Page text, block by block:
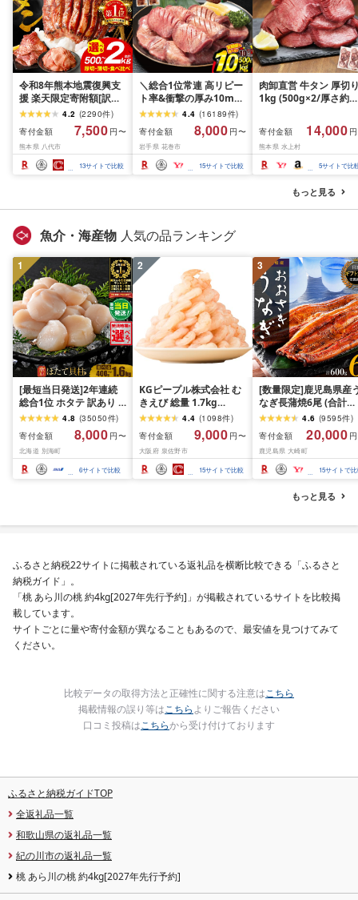
令和8年熊本地震復興支
援 楽天限定寄附額[訳あ
り]牛タン 500g〜2kg 肉
牛肉 訳あり 牛タン 冷凍
小分け 厚切り 薄切り 食
べ比べ 500g 1kg 1.5kg
2kg 牛 人気 ビーフ 牛た
ん ふるさと納税 ランキ
4.2 (2290件)
寄付金額
7,500 円〜
熊本県 八代市
13サイトで比較
＼総合1位常連 高リピー
ト率&衝撃の厚み10mm
厚切り牛タン 塩味/ ≪ス
ピード発送!!10営業日以
内発送≫ 選べる内容量
500g / 1kg 定期便 毎月
届く 牛肉 肉 BBQ ふるさ
と 人気 ランキング 岩手
4.4 (16189件)
寄付金額
8,000 円〜
岩手県 花巻市
15サイトで比較
肉卸直営 牛タン 厚切
1kg (500g×2/厚さ約
牛肉 焼肉 冷凍 スライ
業務用 バーベキュー
BBQ おつまみ ギフト
祝い お中元 夏ギフト
寄付金額 14,000
熊本県 水上村
5サイトで比
もっと見る
魚介・海産物 人気の品ランキング
1
[最短当日発送]2年連続
総合1位 ホタテ 訳あり (
ふるさと納税 ほたて ふ
るさと納税 訳あり 帆立
ふるさと わけあり ホタ
テ貝柱 貝 人気 不揃い 刺
身 規格外 魚介 ランキン
グ 海鮮 冷凍 発送時期が
4.8 (35050件)
寄付金額
8,000 円〜
北海道 別海町
6サイトで比較
2
KGピープル株式会社 む
きえび 総量 1.7kg
(850g×2P) 特大 5Lサイ
ズ バナメイエビ バラ凍
結 下処理不要 サイズ不
揃い 訳あり
4.4 (1098件)
寄付金額
9,000 円〜
大阪府 泉佐野市
15サイトで比較
3
[数量限定]鹿児島県産
なぎ長蒲焼6尾 (合計
600g以上)4.6 (9595件)
寄付金額
20,000
鹿児島県 大崎町
15サイトで
もっと見る
ふるさと納税22サイトに掲載されている返礼品を横断比較できる「ふるさと
納税ガイド」。
「桃 あら川の桃 約4kg[2027年先行予約]」が掲載されているサイトを比較掲
載しています。
サイトごとに量や寄付金額が異なることもあるので、最安値を見つけてみて
ください。
比較データの取得方法と正確性に関する注意はこちら
掲載情報の誤り等はこちらよりご報告ください
口コミ投稿はこちらから受け付けております
ふるさと納税ガイドTOP
全返礼品一覧
和歌山県の返礼品一覧
紀の川市の返礼品一覧
桃 あら川の桃 約4kg[2027年先行予約]